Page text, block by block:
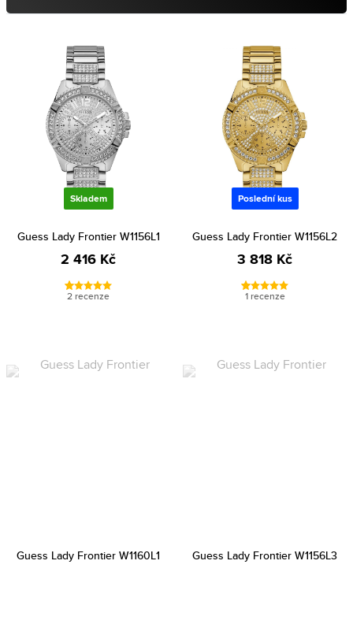
Skladem
Guess Lady Frontier W1156L1
2 416 Kč
2 recenze
Poslední kus
Guess Lady Frontier W1156L2
3 818 Kč
1 recenze
Guess Lady Frontier W1160L1 Guess Lady Frontier W1156L3